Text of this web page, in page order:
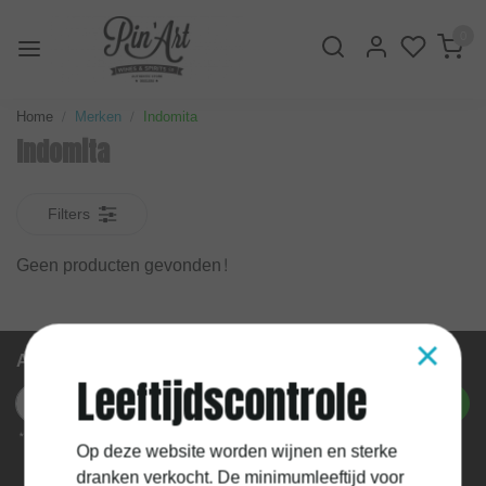
Home Merken Indomita
Indomita
Filters
Geen producten gevonden!
Abonneer je op onze nieuwsbrief
* We'll never share your email with anyone else.
Mijn account
×
Leeftijdscontrole
Op deze website worden wijnen en sterke
dranken verkocht. De minimumleeftijd voor